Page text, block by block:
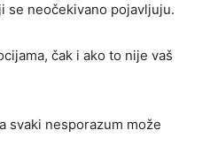
se neočekivano pojavljuju.
čak i ako to nije vaš
svaki nesporazum može